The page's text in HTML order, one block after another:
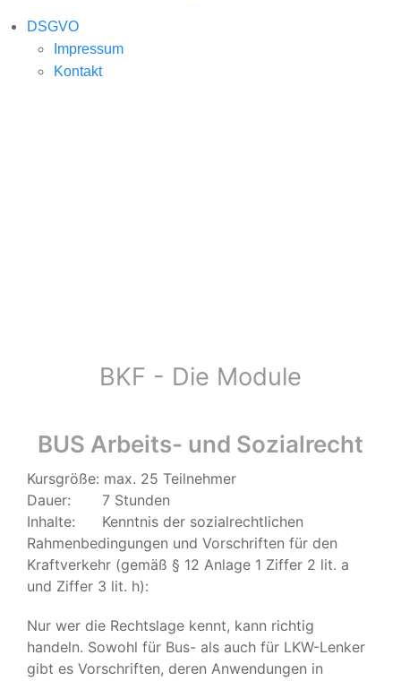
DSGVO
Impressum
Kontakt
BKF - Die Module
BUS Arbeits- und Sozialrecht
Kursgröße: max. 25 Teilnehmer
Dauer: 7 Stunden
Inhalte: Kenntnis der sozialrechtlichen
Rahmenbedingungen und Vorschriften für den
Kraftverkehr (gemäß § 12 Anlage 1 Ziffer 2 lit. a
und Ziffer 3 lit. h):
Nur wer die Rechtslage kennt, kann richtig
handeln. Sowohl für Bus- als auch für LKW-Lenker
gibt es Vorschriften, deren Anwendungen in